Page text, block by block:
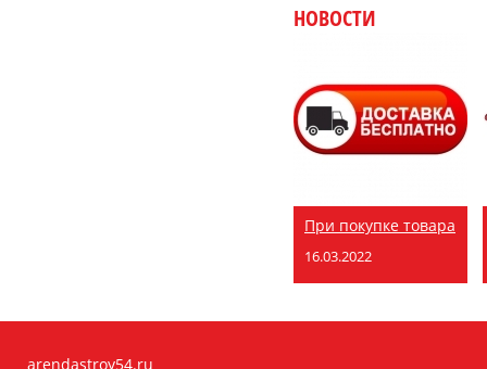
НОВОСТИ
При покупке товара
16.03.2022
arendastroy54.ru